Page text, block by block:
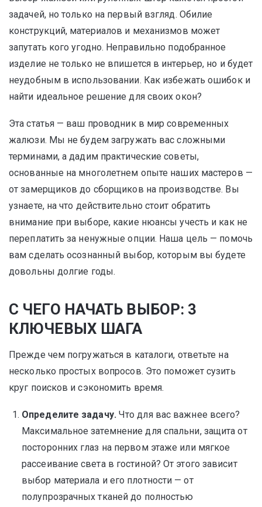
задачей, но только на первый взгляд. Обилие
конструкций, материалов и механизмов может
запутать кого угодно. Неправильно подобранное
изделие не только не впишется в интерьер, но и будет
неудобным в использовании. Как избежать ошибок и
найти идеальное решение для своих окон?
Эта статья — ваш проводник в мир современных
жалюзи. Мы не будем загружать вас сложными
терминами, а дадим практические советы,
основанные на многолетнем опыте наших мастеров —
от замерщиков до сборщиков на производстве. Вы
узнаете, на что действительно стоит обратить
внимание при выборе, какие нюансы учесть и как не
переплатить за ненужные опции. Наша цель — помочь
вам сделать осознанный выбор, которым вы будете
довольны долгие годы.
С ЧЕГО НАЧАТЬ ВЫБОР: 3
КЛЮЧЕВЫХ ШАГА
Прежде чем погружаться в каталоги, ответьте на
несколько простых вопросов. Это поможет сузить
круг поисков и сэкономить время.
Определите задачу.Что для вас важнее всего?
Максимальное затемнение для спальни, защита от
посторонних глаз на первом этаже или мягкое
рассеивание света в гостиной? От этого зависит
выбор материала и его плотности — от
полупрозрачных тканей до полностью